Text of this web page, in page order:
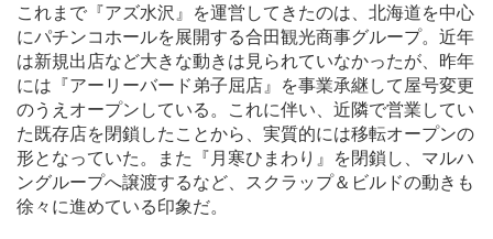
これまで『アズ水沢』を運営してきたのは、北海道を中心
にパチンコホールを展開する合田観光商事グループ。近年
は新規出店など大きな動きは見られていなかったが、昨年
には『アーリーバード弟子屈店』を事業承継して屋号変更
のうえオープンしている。これに伴い、近隣で営業してい
た既存店を閉鎖したことから、実質的には移転オープンの
形となっていた。また『月寒ひまわり』を閉鎖し、マルハ
ングループへ譲渡するなど、スクラップ＆ビルドの動きも
徐々に進めている印象だ。